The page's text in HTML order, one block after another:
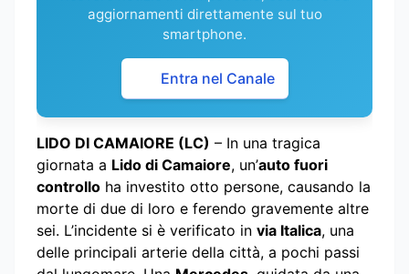
aggiornamenti direttamente sul tuo
smartphone.
Entra nel Canale
LIDO DI CAMAIORE (LC) – In una tragica
giornata a Lido di Camaiore, un’auto fuori
controllo ha investito otto persone, causando la
morte di due di loro e ferendo gravemente altre
sei. L’incidente si è verificato in via Italica, una
delle principali arterie della città, a pochi passi